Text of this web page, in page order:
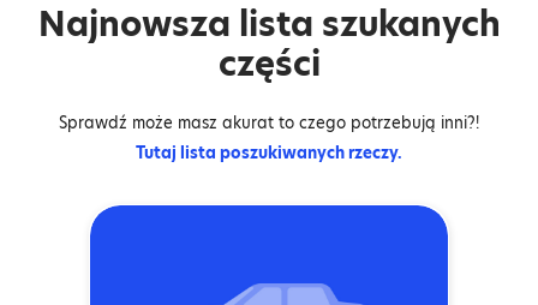
Najnowsza lista szukanych
części
Sprawdź może masz akurat to czego potrzebują inni?!
Tutaj lista poszukiwanych rzeczy.